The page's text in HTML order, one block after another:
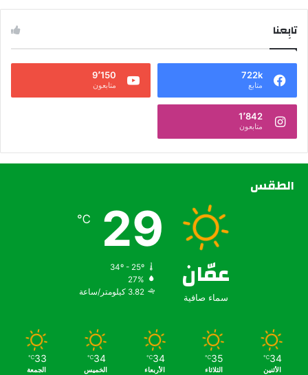
تابِعنا
722k
متابع
9٬150
متابعون
1٬842
متابعون
الطقس
عمّان
سماء صافية
29
℃
34º - 25º
27%
3.82 كيلومتر/ساعة
34
℃
الأثنين
35
℃
الثلاثاء
34
℃
الأربعاء
34
℃
الخميس
33
℃
الجمعة